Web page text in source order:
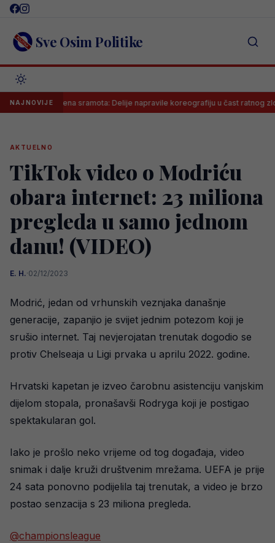
Skip
content Sve Osim Politike
NAJNOVIJE
Neviđena sramota: Delije napravile koreografiju u čast ratnog zločinca
AKTUELNO
TikTok video o Modriću
obara internet: 23 miliona
pregleda u samo jednom
danu! (VIDEO)
E. H.·02/12/2023
Modrić, jedan od vrhunskih veznjaka današnje
generacije, zapanjio je svijet jednim potezom koji je
srušio internet. Taj nevjerojatan trenutak dogodio se
protiv Chelseaja u Ligi prvaka u aprilu 2022. godine.
Hrvatski kapetan je izveo čarobnu asistenciju vanjskim
dijelom stopala, pronašavši Rodryga koji je postigao
spektakularan gol.
Iako je prošlo neko vrijeme od tog događaja, video
snimak i dalje kruži društvenim mrežama. UEFA je prije
24 sata ponovno podijelila taj trenutak, a video je brzo
postao senzacija s 23 miliona pregleda.
@championsleague